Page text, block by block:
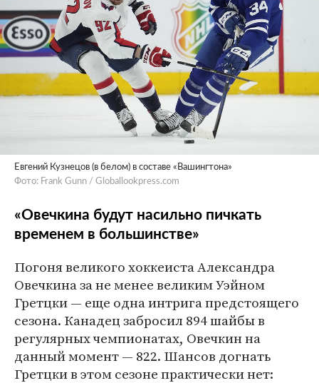
Евгений Кузнецов (в белом) в составе «Вашингтона»
Фото: Frank Gunn / Globallookpress.com
«Овечкина будут насильно пичкать
временем в большинстве»
Погоня великого хоккеиста Александра
Овечкина за не менее великим Уэйном
Гретцки — еще одна интрига предстоящего
сезона. Канадец забросил 894 шайбы в
регулярных чемпионатах, Овечкин на
данный момент — 822. Шансов догнать
Гретцки в этом сезоне практически нет: